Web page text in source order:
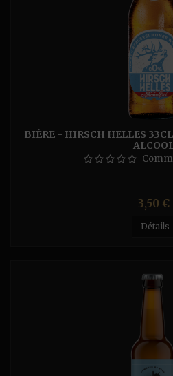
BIÈRE - HIRSCH HELLES
Prix
3,50 €
Détails